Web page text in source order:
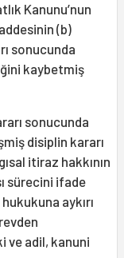
Kanunu’nun
(b)
sonucunda
kaybetmiş
sonucunda
disiplin kararı
itiraz hakkının
sürecini ifade
aykırı
ve adil, kanuni